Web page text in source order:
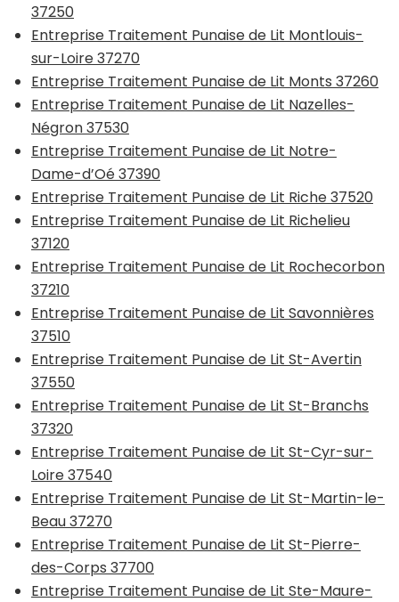
37250
Entreprise Traitement Punaise de Lit Montlouis-
sur-Loire 37270
Entreprise Traitement Punaise de Lit Monts 37260
Entreprise Traitement Punaise de Lit Nazelles-
Négron 37530
Entreprise Traitement Punaise de Lit Notre-
Dame-d’Oé 37390
Entreprise Traitement Punaise de Lit Riche 37520
Entreprise Traitement Punaise de Lit Richelieu
37120
Entreprise Traitement Punaise de Lit Rochecorbon
37210
Entreprise Traitement Punaise de Lit Savonnières
37510
Entreprise Traitement Punaise de Lit St-Avertin
37550
Entreprise Traitement Punaise de Lit St-Branchs
37320
Entreprise Traitement Punaise de Lit St-Cyr-sur-
Loire 37540
Entreprise Traitement Punaise de Lit St-Martin-le-
Beau 37270
Entreprise Traitement Punaise de Lit St-Pierre-
des-Corps 37700
Entreprise Traitement Punaise de Lit Ste-Maure-